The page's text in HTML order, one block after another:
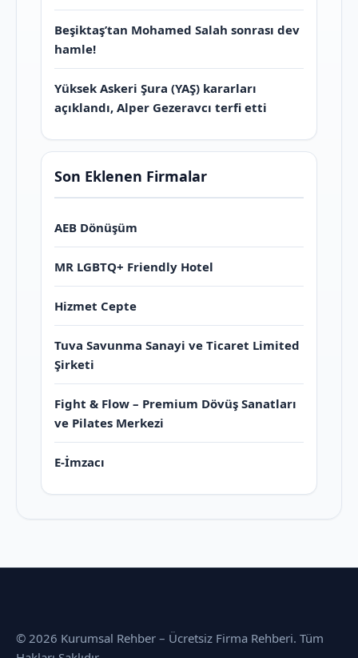
Beşiktaş’tan Mohamed Salah sonrası dev
hamle!
Yüksek Askeri Şura (YAŞ) kararları
açıklandı, Alper Gezeravcı terfi etti
Son Eklenen Firmalar
AEB Dönüşüm
MR LGBTQ+ Friendly Hotel
Hizmet Cepte
Tuva Savunma Sanayi ve Ticaret Limited
Şirketi
Fight & Flow – Premium Dövüş Sanatları
ve Pilates Merkezi
E-İmzacı
© 2026 Kurumsal Rehber – Ücretsiz Firma Rehberi. Tüm